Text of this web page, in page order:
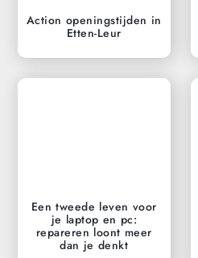
Action openingstijden in
Etten-Leur
Een tweede leven voor
je laptop en pc:
repareren loont meer
dan je denkt